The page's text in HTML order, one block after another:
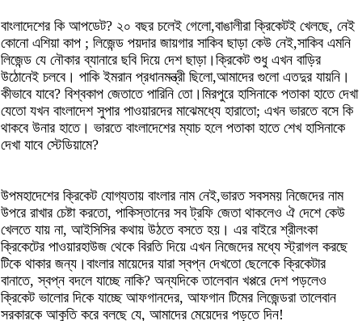
বাংলাদেশের কি আপডেট? ২০ বছর চলেই গেলো,বাঙালীরা ক্রিকেটই খেলছে, নেই
কোনো এশিয়া কাপ ; লিজেন্ড পয়দার জায়গার সাকিব ছাড়া কেউ নেই,সাকিব এমনি
লিজেন্ড যে নৌকার ব্যানারে ছবি দিয়ে দেশ ছাড়া।ক্রিকেট শুধু এখন বাড়ির
উঠোনেই চলবে। পাকি ইমরান প্রধানমন্ত্রী ছিলো,আমাদের গুলো এতদুর যায়নি।
কীভাবে যাবে? বিশ্বকাপ জেতাতে পারিনি তো।মিরপুরে হাসিনাকে পতাকা হাতে দেখা
যেতো যখন বাংলাদেশ সুপার পাওয়ারদের মাঝেমধ্যে হারাতো; এখন ভারতে বসে কি
থাকবে উনার হাতে। ভারতে বাংলাদেশের ম্যাচ হলে পতাকা হাতে শেখ হাসিনাকে
দেখা যাবে স্টেডিয়ামে?
উপমহাদেশের ক্রিকেট যোগ্যতায় বাংলার নাম নেই,ভারত সবসময় নিজেদের নাম
উপরে রাখার চেষ্টা করতো, পাকিস্তানের সব ট্রফি জেতা থাকলেও ঐ দেশে কেউ
খেলতে যায় না, আইসিসির কথায় উঠতে বসতে হয়। এর বাইরে শ্রীলংকা
ক্রিকেটের পাওয়ারহাউজ থেকে বিরতি দিয়ে এখন নিজেদের মধ্যে স্ট্রাগল করছে
টিকে থাকার জন্য।বাংলার মায়েদের যারা স্বপ্ন দেখতো ছেলেকে ক্রিকেটার
বানাতে, স্বপ্ন বদলে যাচ্ছে নাকি? অন্যদিকে তালেবান খপ্পরে দেশ পড়লেও
ক্রিকেট ভালোর দিকে যাচ্ছে আফগানদের, আফগান টিমের লিজেন্ডরা তালেবান
সরকারকে আকুতি করে বলছে যে, আমাদের মেয়েদের পড়তে দিন!